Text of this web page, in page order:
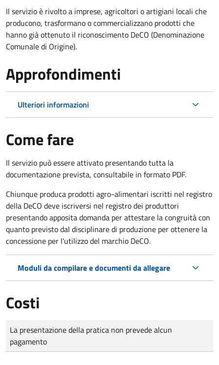
Il servizio è rivolto a imprese, agricoltori o artigiani locali che
producono, trasformano o commercializzano prodotti che
hanno già ottenuto il riconoscimento DeCO (Denominazione
Comunale di Origine).
Approfondimenti
Ulteriori informazioni
Come fare
Il servizio può essere attivato presentando tutta la
documentazione prevista, consultabile in formato PDF.
Chiunque produca prodotti agro-alimentari iscritti nel registro
della DeCO deve iscriversi nel registro dei produttori
presentando apposita domanda per attestare la congruità con
quanto previsto dal disciplinare di produzione per ottenere la
concessione per l'utilizzo del marchio DeCO.
Moduli da compilare e documenti da allegare
Costi
Tipo di pagamento
Importo
La presentazione della pratica non prevede alcun
pagamento